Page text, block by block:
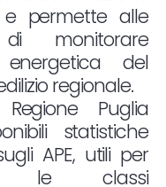
e permette alle
di monitorare
energetica del
regionale.
Puglia
statistiche
APE, utili per
le classi